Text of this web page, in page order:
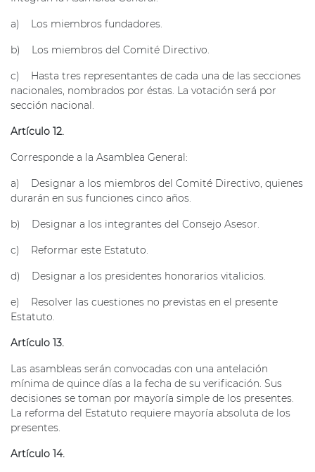
a) Los miembros fundadores.
b) Los miembros del Comité Directivo.
c) Hasta tres representantes de cada una de las secciones
nacionales, nombrados por éstas. La votación será por
sección nacional.
Artículo 12.
Corresponde a la Asamblea General:
a) Designar a los miembros del Comité Directivo, quienes
durarán en sus funciones cinco años.
b) Designar a los integrantes del Consejo Asesor.
c) Reformar este Estatuto.
d) Designar a los presidentes honorarios vitalicios.
e) Resolver las cuestiones no previstas en el presente
Estatuto.
Artículo 13.
Las asambleas serán convocadas con una antelación
mínima de quince días a la fecha de su verificación. Sus
decisiones se toman por mayoría simple de los presentes.
La reforma del Estatuto requiere mayoría absoluta de los
presentes.
Artículo 14.